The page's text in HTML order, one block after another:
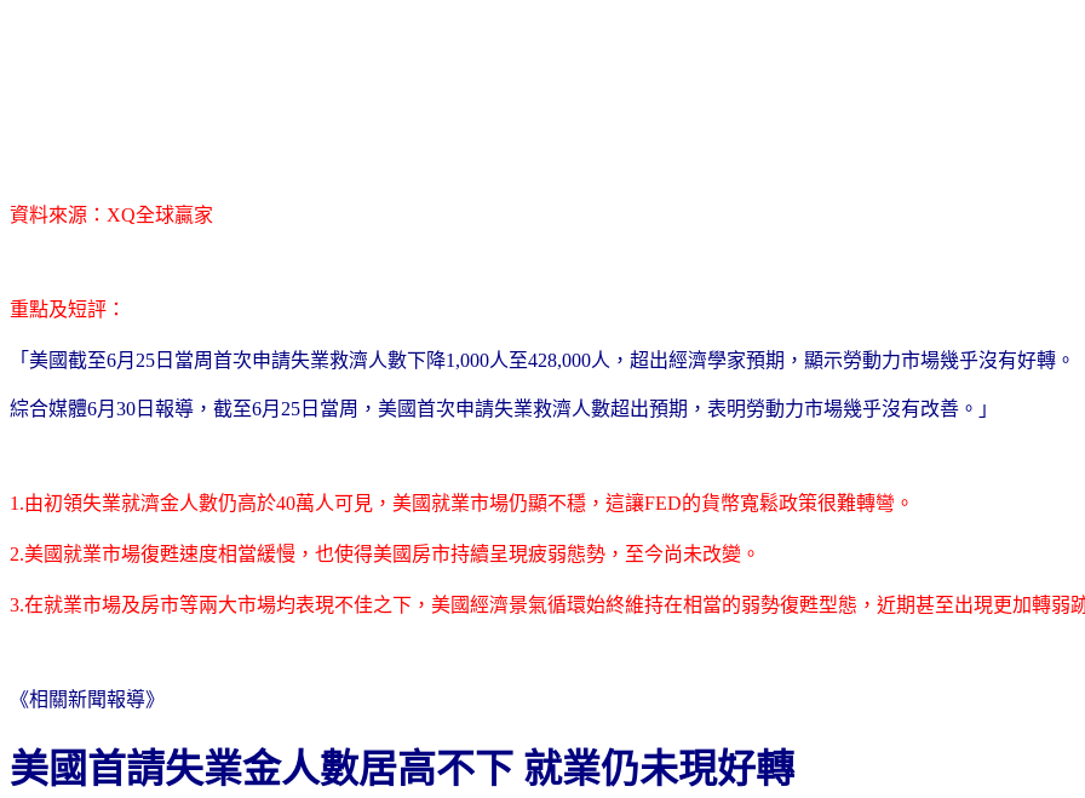
資料來源：XQ全球贏家
重點及短評：
「美國截至6月25日當周首次申請失業救濟人數下降1,000人至428,000人，超出經濟學家預期，顯示勞動力市場幾乎沒有好轉。
綜合媒體6月30日報導，截至6月25日當周，美國首次申請失業救濟人數超出預期，表明勞動力市場幾乎沒有改善。」
1.由初領失業就濟金人數仍高於40萬人可見，美國就業市場仍顯不穩，這讓FED的貨幣寬鬆政策很難轉彎。
2.美國就業市場復甦速度相當緩慢，也使得美國房市持續呈現疲弱態勢，至今尚未改變。
3.在就業市場及房市等兩大市場均表現不佳之下，美國經濟景氣循環始終維持在相當的弱勢復甦型態，近期甚至出現更加轉弱
《相關新聞報導》
美國首請失業金人數居高不下 就業仍未現好轉